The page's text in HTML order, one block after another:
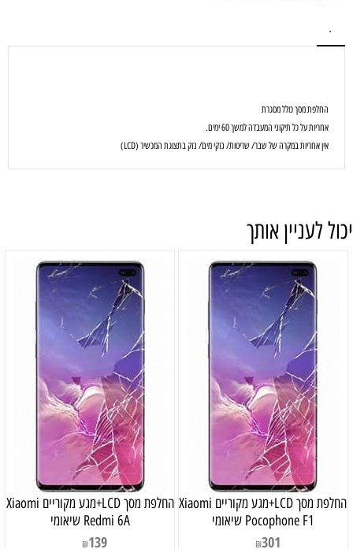
.
החלפת מסך כולל מסגרת
אחריות על כל תיקוני המעבדה למשך 60 ימים.
אין אחריות במקרה של שבר/ שריטות/ נזקי מים/ נזק בתצוגת המכשיר (LCD)
יכול לעניין אותך
החלפת מסך LCD+מגע מקוריים Xiaomi
Pocophone F1 שיאומי
₪301
החלפת מסך LCD+מגע מקוריים Xiaomi
Redmi 6A שיאומי
₪139